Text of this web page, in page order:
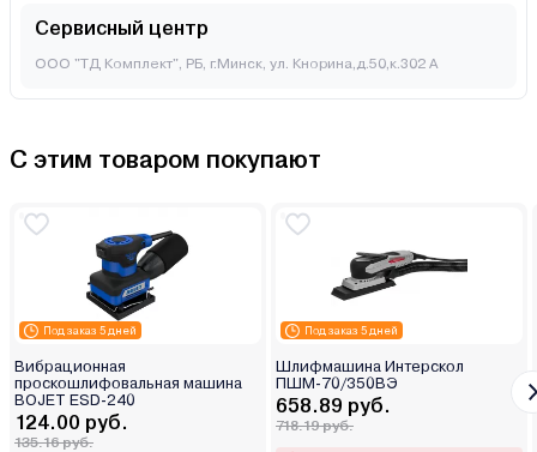
Сервисный центр
ООО "ТД Комплект", РБ, г.Минск, ул. Кнорина,д.50,к.302 А
С этим товаром покупают
Под заказ 5 дней
Вибрационная
проскошлифовальная машина
BOJET ESD-240
124.00 руб.
135.16 руб.
Под заказ 5 дней
Шлифмашина Интерскол
ПШМ-70/350ВЭ
658.89 руб.
718.19 руб.